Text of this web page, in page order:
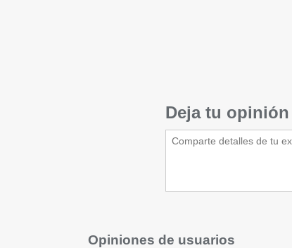
Deja tu opinión
Opiniones de usuarios